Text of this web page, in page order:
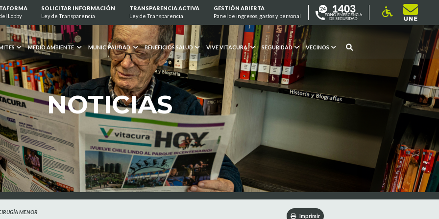
Lobby
SOLICITAR INFORMACIÓN
Ley de Transparencia
TRANSPARENCIA ACTIVA
Ley de Transparencia
GESTIÓN ABIERTA
Panel de ingresos, gastos y personal
MEDIO AMBIENTE MUNICIPALIDAD BENEFICIOS SALUD VIVE VITACURA SEGURIDAD VECINOS
NOTICIAS
MENOR
Imprimir